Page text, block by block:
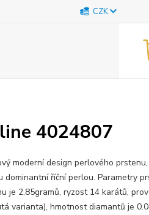
CZK
4024807
moderní design perlového
dominantní říční perlou. Parametry
je 2.85gramů, ryzost 14 karátů,
varianta), hmotnost diamantů je